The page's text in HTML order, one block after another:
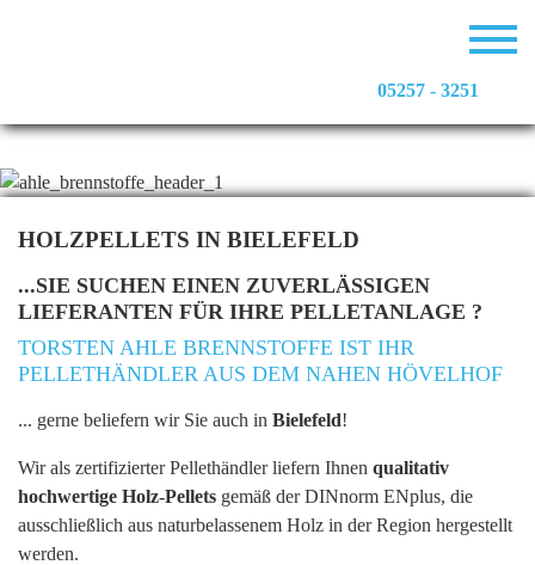
05257 - 3251
HOLZPELLETS IN BIELEFELD
...SIE SUCHEN EINEN ZUVERLÄSSIGEN
LIEFERANTEN FÜR IHRE PELLETANLAGE ?
TORSTEN AHLE BRENNSTOFFE IST IHR
PELLETHÄNDLER AUS DEM NAHEN HÖVELHOF
... gerne beliefern wir Sie auch in Bielefeld!
Wir als zertifizierter Pellethändler liefern Ihnen qualitativ
hochwertige Holz-Pellets gemäß der DINnorm ENplus, die
ausschließlich aus naturbelassenem Holz in der Region hergestellt
werden.